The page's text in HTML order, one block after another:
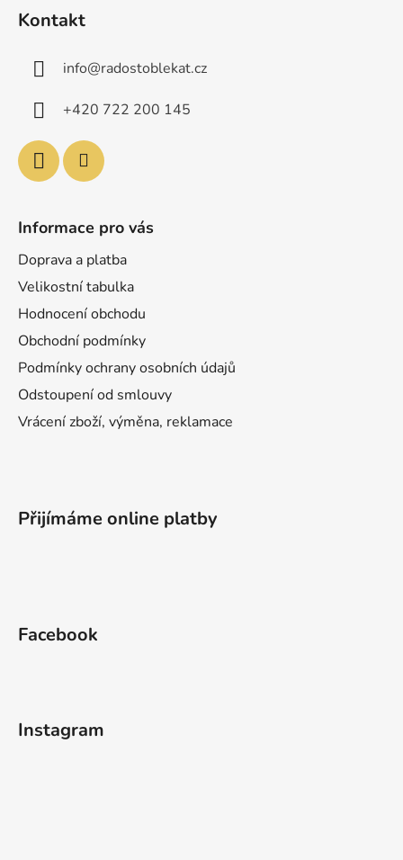
Kontakt
info@radostoblekat.cz
+420 722 200 145
Informace pro vás
Doprava a platba
Velikostní tabulka
Hodnocení obchodu
Obchodní podmínky
Podmínky ochrany osobních údajů
Odstoupení od smlouvy
Vrácení zboží, výměna, reklamace
Přijímáme online platby
Facebook
Instagram